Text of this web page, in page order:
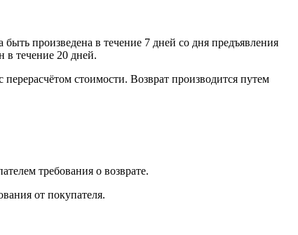
произведена в течение 7 дней со дня предъявления
в течение 20 дней.
стоимости. Возврат производится путем
требования о возврате.
от покупателя.